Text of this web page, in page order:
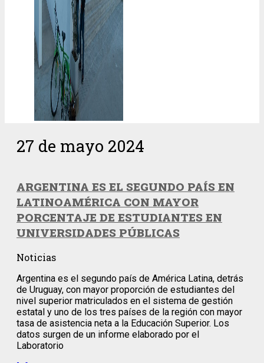
27 de mayo 2024
ARGENTINA ES EL SEGUNDO PAÍS EN
LATINOAMÉRICA CON MAYOR
PORCENTAJE DE ESTUDIANTES EN
UNIVERSIDADES PÚBLICAS
Noticias
Argentina es el segundo país de América Latina, detrás
de Uruguay, con mayor proporción de estudiantes del
nivel superior matriculados en el sistema de gestión
estatal y uno de los tres países de la región con mayor
tasa de asistencia neta a la Educación Superior. Los
datos surgen de un informe elaborado por el
Laboratorio